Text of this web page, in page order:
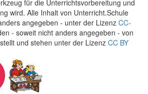
für die Unterrichtsvorbereitung und
wird. Alle Inhalt von Unterricht.Schule
angegeben - unter der Lizenz CC-
- soweit nicht anders angegeben - von
und stehen unter der Lizenz CC BY